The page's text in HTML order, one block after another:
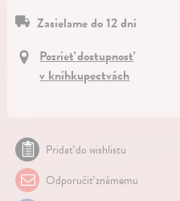
Zasielame do 12 dní
Pozrieť dostupnosť
v kníhkupectvách
Pridať do wishlistu
Odporučiť známemu